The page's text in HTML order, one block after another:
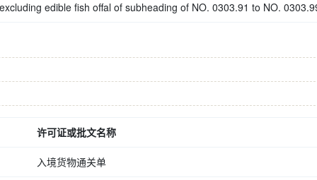
edible fish offal of subheading of NO. 0303.91 to NO.
许可证或批文名称
入境货物通关单